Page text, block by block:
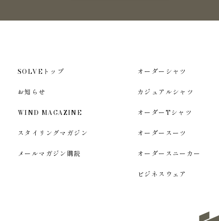
SOLVEトップ
お知らせ
WIND MAGAZINE
スタイリングマガジン
メールマガジン購読
オーダーシャツ
カジュアルシャツ
オーダーTシャツ
オーダースーツ
オーダースニーカー
ビジネスウェア